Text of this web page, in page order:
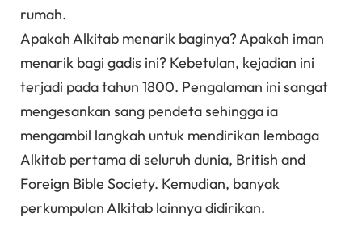
rumah.
Apakah Alkitab menarik baginya? Apakah iman
menarik bagi gadis ini? Kebetulan, kejadian ini
terjadi pada tahun 1800. Pengalaman ini sangat
mengesankan sang pendeta sehingga ia
mengambil langkah untuk mendirikan lembaga
Alkitab pertama di seluruh dunia, British and
Foreign Bible Society. Kemudian, banyak
perkumpulan Alkitab lainnya didirikan.